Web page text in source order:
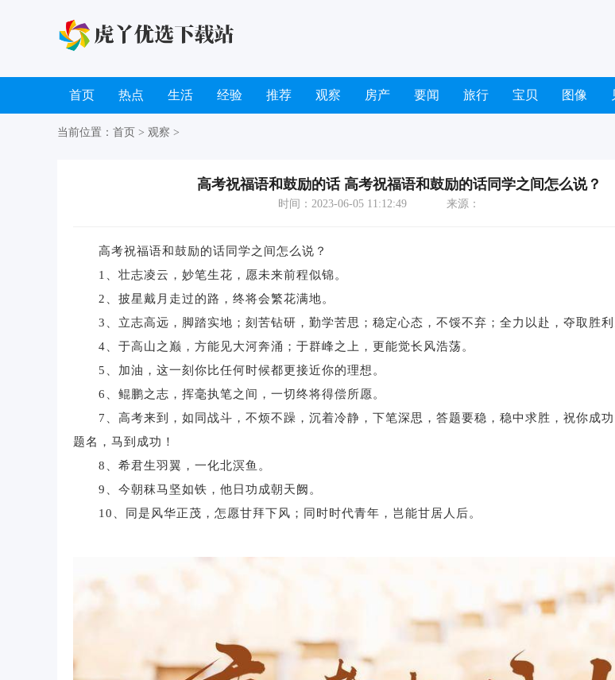
首页 热点 生活 经验 推荐 观察 房产 要闻 旅行 宝贝 图像
当前位置： 首页 > 观察 >
高考祝福语和鼓励的话 高考祝福语和鼓励的话同学之间怎么说？
时间：2023-06-05 11:12:49 来源：
高考祝福语和鼓励的话同学之间怎么说？
1、壮志凌云，妙笔生花，愿未来前程似锦。
2、披星戴月走过的路，终将会繁花满地。
3、立志高远，脚踏实地；刻苦钻研，勤学苦思；稳定心态，不馁不弃；全力以赴，夺取胜利
4、于高山之巅，方能见大河奔涌；于群峰之上，更能觉长风浩荡。
5、加油，这一刻你比任何时候都更接近你的理想。
6、鲲鹏之志，挥毫执笔之间，一切终将得偿所愿。
7、高考来到，如同战斗，不烦不躁，沉着冷静，下笔深思，答题要稳，稳中求胜，祝你成功
题名，马到成功！
8、希君生羽翼，一化北溟鱼。
9、今朝秣马坚如铁，他日功成朝天阙。
10、同是风华正茂，怎愿甘拜下风；同时时代青年，岂能甘居人后。